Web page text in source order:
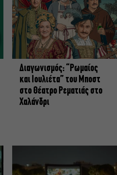
Διαγωνισμός: “Ρωμαίος
και Ιουλιέτα” του Μποστ
στο Θέατρο Ρεματιάς στο
Χαλάνδρι